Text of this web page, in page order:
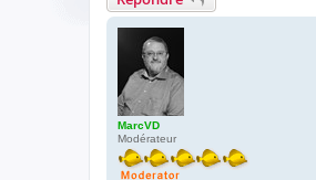
MarcVD
Modérateur